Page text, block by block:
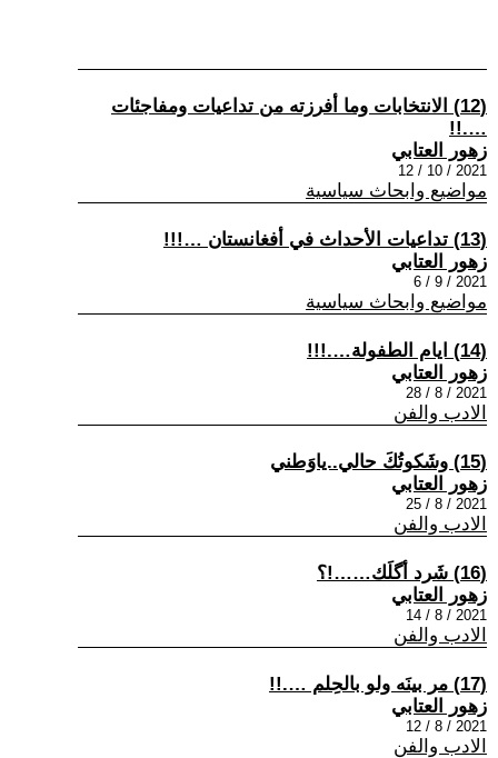
(12) الانتخابات وما أفرزته من تداعيات ومفاجئات
….!!
زهور العتابي
2021 / 10 / 12
مواضيع وابحاث سياسية
(13) تداعيات الأحداث في أفغانستان …!!!
زهور العتابي
2021 / 9 / 6
مواضيع وابحاث سياسية
(14) ايام الطفولة….!!!
زهور العتابي
2021 / 8 / 28
الادب والفن
(15) وشَكوتُكَ حالي..ياوَطني
زهور العتابي
2021 / 8 / 25
الادب والفن
(16) شَرد أگلَك……!؟
زهور العتابي
2021 / 8 / 14
الادب والفن
(17) مر بينَه ولو بالحِلم ….!!
زهور العتابي
2021 / 8 / 12
الادب والفن